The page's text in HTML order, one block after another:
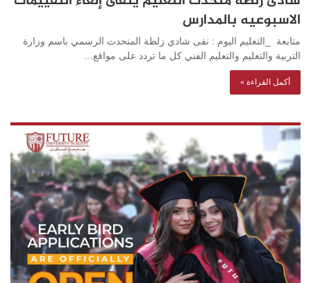
الاسبوعيه بالمدارس
متابعة _التعليم اليوم : نفى شادي زلطة المتحدث الرسمي باسم وزارة
التربية والتعليم والتعليم الفني كل ما تردد على مواقع…
أكمل القراءة »